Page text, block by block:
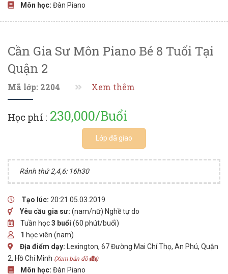
Môn học: Đàn Piano
Cần Gia Sư Môn Piano Bé 8 Tuổi Tại
Quận 2
Mã lớp: 2204 Xem thêm
Học phí : 230,000/Buổi
Lớp đã giao
Rảnh thứ 2,4,6: 16h30
Tạo lúc: 20:21 05.03.2019
Yêu cầu gia sư: (nam/nữ) Nghề tự do
Tuần học3 buổi (60 phút/buổi)
1 học viên (nam)
Địa điểm dạy: Lexington, 67 Đường Mai Chí Thọ, An Phú, Quận
2, Hồ Chí Minh (Xem bản đồ )
Môn học: Đàn Piano